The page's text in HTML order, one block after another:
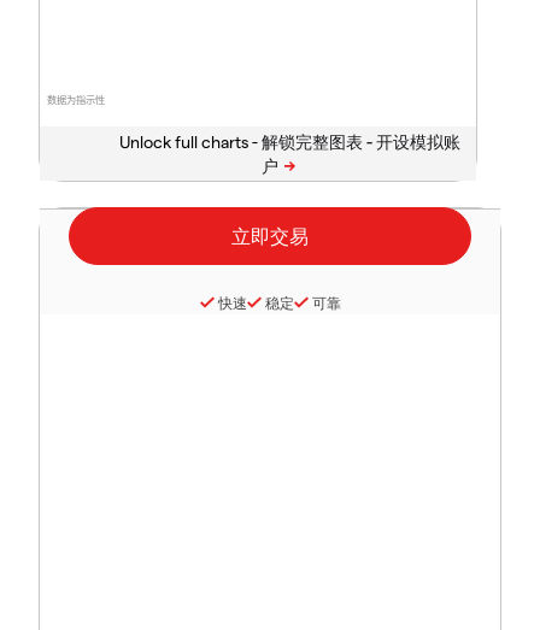
数据为指示性
Unlock full charts -
快速 稳定 可靠